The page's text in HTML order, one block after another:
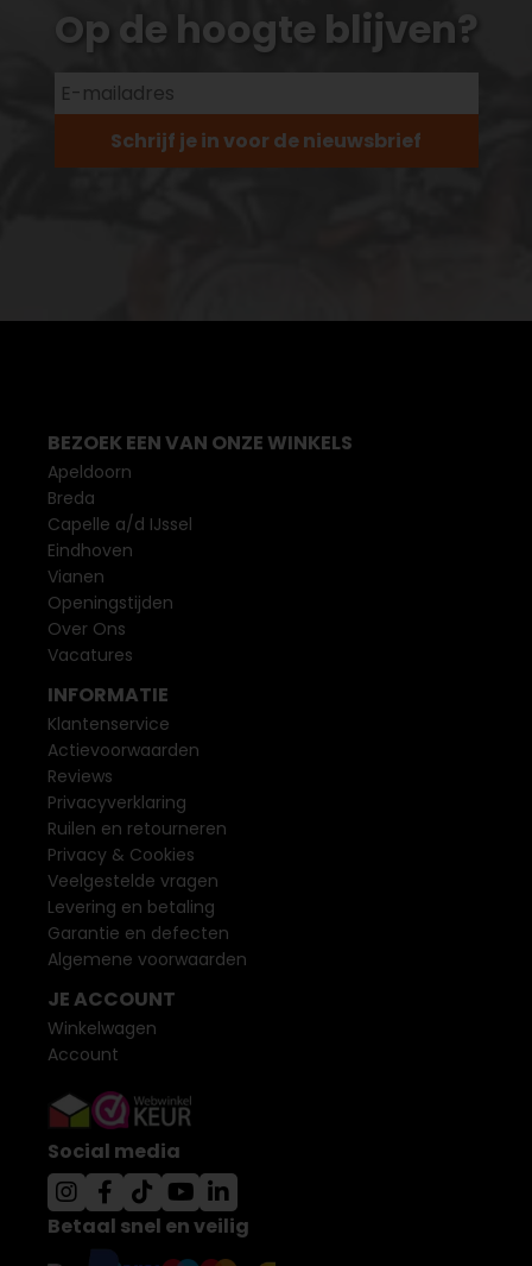
Op de hoogte blijven?
Schrijf je in voor de nieuwsbrief
BEZOEK EEN VAN ONZE WINKELS
Apeldoorn
Breda
Capelle a/d IJssel
Eindhoven
Vianen
Openingstijden
Over Ons
Vacatures
INFORMATIE
Klantenservice
Actievoorwaarden
Reviews
Privacyverklaring
Ruilen en retourneren
Privacy & Cookies
Veelgestelde vragen
Levering en betaling
Garantie en defecten
Algemene voorwaarden
JE ACCOUNT
Winkelwagen
Account
Social media
Betaal snel en veilig